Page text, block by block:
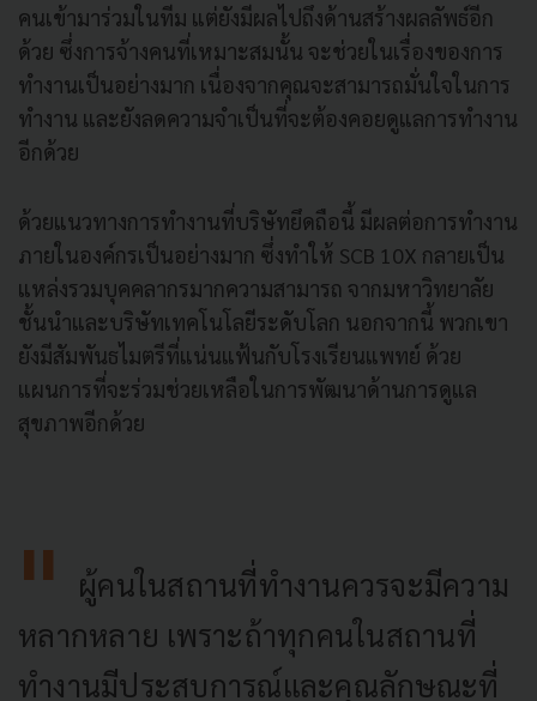
คนเข้ามาร่วมในทีม แต่ยังมีผลไปถึงด้านสร้างผลลัพธ์อีก
ด้วย ซึ่งการจ้างคนที่เหมาะสมนั้น จะช่วยในเรื่องของการ
ทำงานเป็นอย่างมาก เนื่องจากคุณจะสามารถมั่นใจในการ
ทำงาน และยังลดความจำเป็นที่จะต้องคอยดูแลการทำงาน
อีกด้วย
ด้วยแนวทางการทำงานที่บริษัทยึดถือนี้ มีผลต่อการทำงาน
ภายในองค์กรเป็นอย่างมาก ซึ่งทำให้ SCB 10X กลายเป็น
แหล่งรวมบุคคลากรมากความสามารถ จากมหาวิทยาลัย
ชั้นนำและบริษัทเทคโนโลยีระดับโลก นอกจากนี้ พวกเขา
ยังมีสัมพันธไมตรีที่แน่นแฟ้นกับโรงเรียนแพทย์ ด้วย
แผนการที่จะร่วมช่วยเหลือในการพัฒนาด้านการดูแล
สุขภาพอีกด้วย
ผู้คนในสถานที่ทำงานควรจะมีความ
หลากหลาย เพราะถ้าทุกคนในสถานที่
ทำงานมีประสบการณ์และคุณลักษณะที่